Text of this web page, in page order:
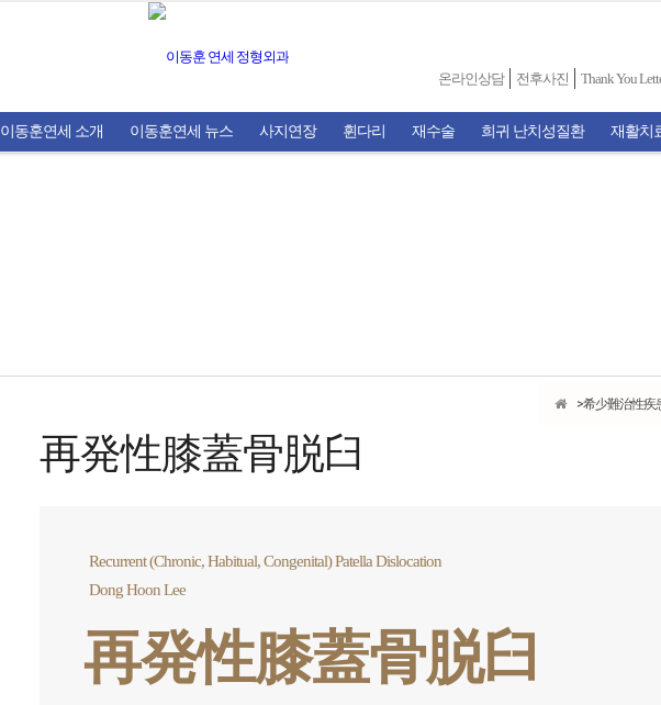
온라인상담 전후사진 Thank You
이동훈연세 소개 이동훈연세 뉴스 사지연장 휜다리 재수술 희귀 난치성질환 재활치
希少難治性疾
再発性膝蓋骨脱臼
Recurrent (Chronic, Habitual, Congenital) Patella Dislocation
Dong Hoon Lee
再発性膝蓋骨脱臼